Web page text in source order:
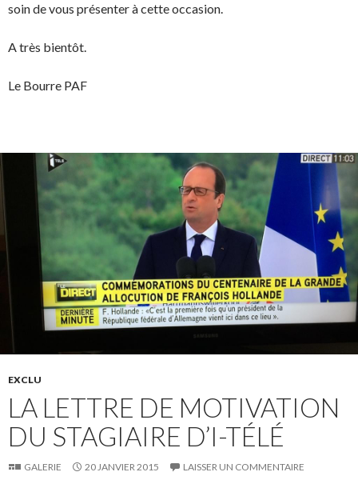
soin de vous présenter à cette occasion.
A très bientôt.
Le Bourre PAF
EXCLU
LA LETTRE DE MOTIVATION
DU STAGIAIRE D’I-TÉLÉ
GALERIE 20 JANVIER 2015 LAISSER UN COMMENTAIRE